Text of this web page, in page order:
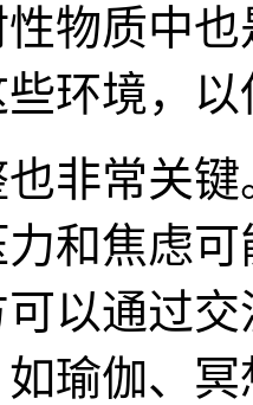
物质中
环境，
常关键
和焦虑
以通过
瑜伽、